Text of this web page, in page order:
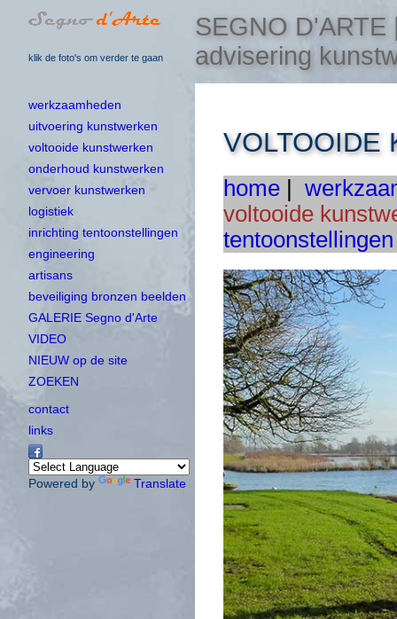
klik de foto's om verder te gaan
SEGNO D'ARTE
advisering
werkzaamheden
uitvoering kunstwerken
voltooide kunstwerken
onderhoud kunstwerken
vervoer kunstwerken
logistiek
inrichting tentoonstellingen
engineering
artisans
beveiliging bronzen beelden
GALERIE Segno d'Arte
VIDEO
NIEUW op de site
ZOEKEN
contact
links
Powered by Translate
VOLTOOIDE
home |
voltooide
tentoonstellingen